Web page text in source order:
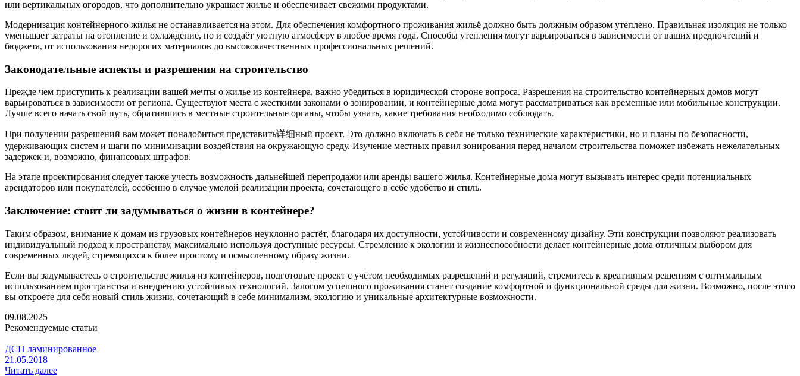
или вертикальных огородов, что дополнительно украшает жилье и обеспечивает свежими продуктами.
Модернизация контейнерного жилья не останавливается на этом. Для обеспечения комфортного проживания жильё должно быть должным образом утеплено. Правильная изоляция не только
уменьшает затраты на отопление и охлаждение, но и создаёт уютную атмосферу в любое время года. Способы утепления могут варьироваться в зависимости от ваших предпочтений и
бюджета, от использования недорогих материалов до высококачественных профессиональных решений.
Законодательные аспекты и разрешения на строительство
Прежде чем приступить к реализации вашей мечты о жилье из контейнера, важно убедиться в юридической стороне вопроса. Разрешения на строительство контейнерных домов могут
варьироваться в зависимости от региона. Существуют места с жесткими законами о зонировании, и контейнерные дома могут рассматриваться как временные или мобильные конструкции.
Лучше всего начать свой путь, обратившись в местные строительные органы, чтобы узнать, какие требования необходимо соблюдать.
При получении разрешений вам может понадобиться представить详细ный проект. Это должно включать в себя не только технические характеристики, но и планы по безопасности,
удерживающих систем и шаги по минимизации воздействия на окружающую среду. Изучение местных правил зонирования перед началом строительства поможет избежать нежелательных
задержек и, возможно, финансовых штрафов.
На этапе проектирования следует также учесть возможность дальнейшей перепродажи или аренды вашего жилья. Контейнерные дома могут вызывать интерес среди потенциальных
арендаторов или покупателей, особенно в случае умелой реализации проекта, сочетающего в себе удобство и стиль.
Заключение: стоит ли задумываться о жизни в контейнере?
Таким образом, внимание к домам из грузовых контейнеров неуклонно растёт, благодаря их доступности, устойчивости и современному дизайну. Эти конструкции позволяют реализовать
индивидуальный подход к пространству, максимально используя доступные ресурсы. Стремление к экологии и жизнеспособности делает контейнерные дома отличным выбором для
современных людей, стремящихся к более простому и осмысленному образу жизни.
Если вы задумываетесь о строительстве жилья из контейнеров, подготовьте проект с учётом необходимых разрешений и регуляций, стремитесь к креативным решениям с оптимальным
использованием пространства и внедрению устойчивых технологий. Залогом успешного проживания станет создание комфортной и функциональной среды для жизни. Возможно, после этого
вы откроете для себя новый стиль жизни, сочетающий в себе минимализм, экологию и уникальные архитектурные возможности.
09.08.2025
Рекомендуемые статьи
ДСП ламинированное
21.05.2018
Читать далее